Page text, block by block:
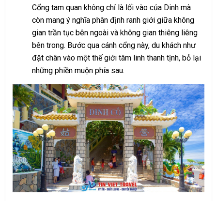
Cổng tam quan không chỉ là lối vào của Dinh mà
còn mang ý nghĩa phân định ranh giới giữa không
gian trần tục bên ngoài và không gian thiêng liêng
bên trong. Bước qua cánh cổng này, du khách như
đặt chân vào một thế giới tâm linh thanh tịnh, bỏ lại
những phiền muộn phía sau.